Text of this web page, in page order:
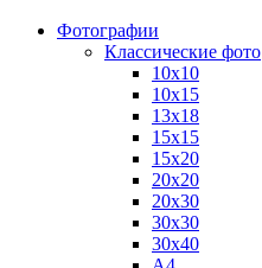
Фотографии
Классические фото
10х10
10х15
13х18
15х15
15х20
20х20
20х30
30х30
30х40